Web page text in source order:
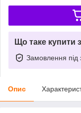
Що таке купити
Замовлення під
Опис